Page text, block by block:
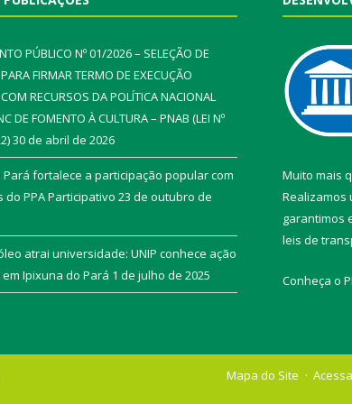
PÚBLICO Nº 01/2026 – SELEÇÃO DE
FIRMAR TERMO DE EXECUÇÃO
RECURSOS DA POLÍTICA NACIONAL
DE FOMENTO À CULTURA – PNAB (LEI Nº
30 de abril de 2026
fortalece a participação popular com
do PPA Participativo 23 de outubro de
atrai universidade: UNIP conhece ação
Ipixuna do Pará 1 de julho de 2025
Muito mais
Realizamos
garantimos
leis de
Conheça o
Mapa do Site